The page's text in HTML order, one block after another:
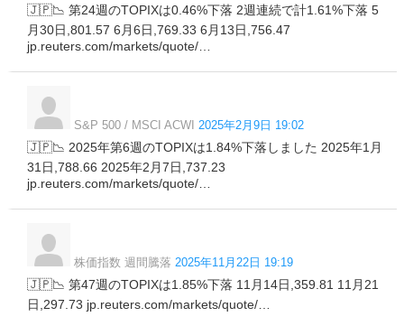
🇯🇵📉 第24週のTOPIXは0.46%下落 2週連続で計1.61%下落 5
月30日,801.57 6月6日,769.33 6月13日,756.47
jp.reuters.com/markets/quote/…
S&P 500 / MSCI ACWI 2025年2月9日 19:02
🇯🇵📉 2025年第6週のTOPIXは1.84%下落しました 2025年1月
31日,788.66 2025年2月7日,737.23
jp.reuters.com/markets/quote/…
株価指数 週間騰落 2025年11月22日 19:19
🇯🇵📉 第47週のTOPIXは1.85%下落 11月14日,359.81 11月21
日,297.73 jp.reuters.com/markets/quote/…